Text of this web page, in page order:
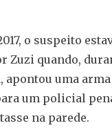
o suspeito
Zuzi quando,
uma
um policial
na parede.